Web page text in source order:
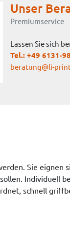
Unser
Premiumservice
Lassen Sie sich
Tel.: +49 6131-
beratung@li-
Sie eignen
Individuell
schnell